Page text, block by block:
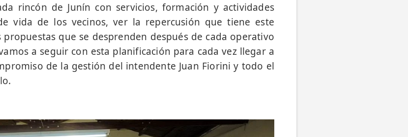
rincón de Junín con servicios, formación y actividades
vida de los vecinos, ver la repercusión que tiene este
que se desprenden después de cada operativo
a seguir con esta planificación para cada vez llegar a
de la gestión del intendente Juan Fiorini y todo el